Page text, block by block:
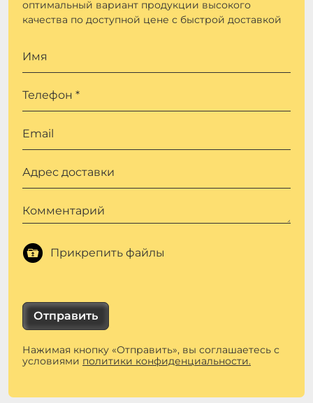
оптимальный вариант продукции высокого
качества по доступной цене с быстрой доставкой
Имя
Телефон *
Email
Адрес доставки
Комментарий
Прикрепить файлы
Отправить
Нажимая кнопку «Отправить», вы соглашаетесь с
условиями политики конфиденциальности.